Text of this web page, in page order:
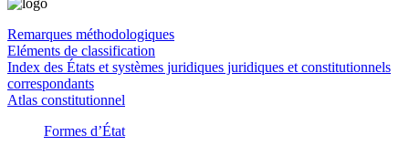
Remarques méthodologiques
Eléments de classification
Index des États et systèmes juridiques juridiques et constitutionnels
correspondants
Atlas constitutionnel
Formes d’État